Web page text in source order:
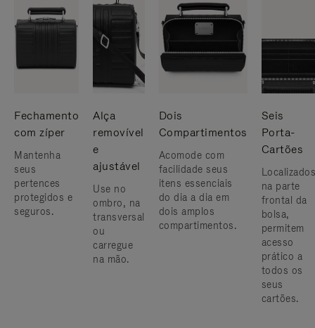
Fechamento
com zíper
Mantenha
seus
pertences
protegidos e
seguros.
Alça
removível
e
ajustável
Use no
ombro, na
transversal
ou
carregue
na mão.
Dois
Compartimentos
Acomode com
facilidade seus
itens essenciais
do dia a dia em
dois amplos
compartimentos.
Seis
Porta-
Cartões
Localizados
na parte
frontal da
bolsa,
permitem
acesso
prático a
todos os
seus
cartões.